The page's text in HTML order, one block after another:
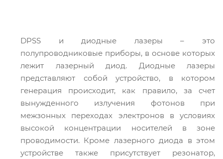
DPSS и диодные лазеры – это
полупроводниковые приборы, в основе которых
лежит лазерный диод. Диодные лазеры
представляют собой устройство, в котором
генерация происходит, как правило, за счет
вынужденного излучения фотонов при
межзонных переходах электронов в условиях
высокой концентрации носителей в зоне
проводимости. Кроме лазерного диода в этом
устройстве также присутствует резонатор,